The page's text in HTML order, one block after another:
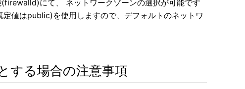
にて、 ネットワークゾーンの選択が可能です
値はpublic)を使用しますので、デフォルトのネットワ
する場合の注意事項